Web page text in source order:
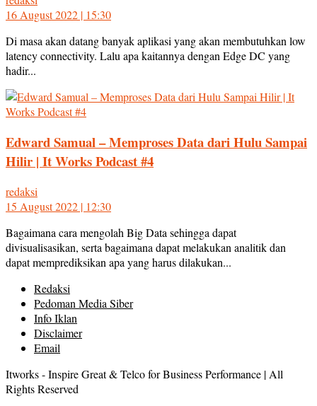
16 August 2022 | 15:30
Di masa akan datang banyak aplikasi yang akan membutuhkan low
latency connectivity. Lalu apa kaitannya dengan Edge DC yang
hadir...
Edward Samual – Memproses Data dari Hulu Sampai
Hilir | It Works Podcast #4
redaksi
15 August 2022 | 12:30
Bagaimana cara mengolah Big Data sehingga dapat
divisualisasikan, serta bagaimana dapat melakukan analitik dan
dapat memprediksikan apa yang harus dilakukan...
Redaksi
Pedoman Media Siber
Info Iklan
Disclaimer
Email
Itworks - Inspire Great & Telco for Business Performance | All
Rights Reserved